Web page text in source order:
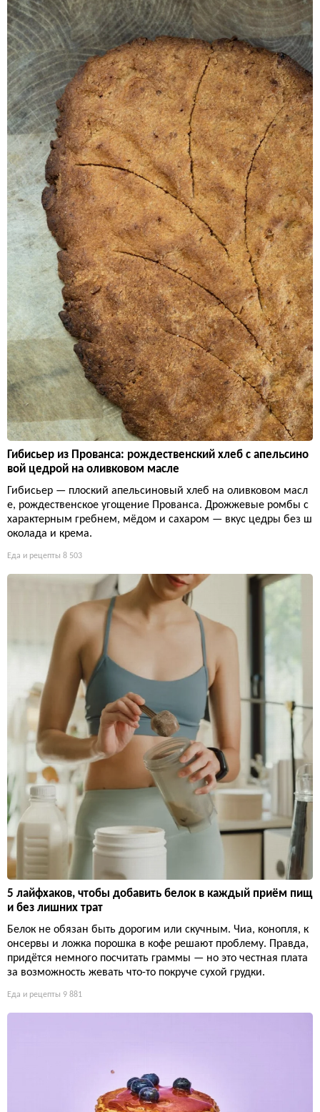
Гибисьер из Прованса: рождественский хлеб с апельсино
вой цедрой на оливковом масле
Гибисьер — плоский апельсиновый хлеб на оливковом масл
е, рождественское угощение Прованса. Дрожжевые ромбы с
характерным гребнем, мёдом и сахаром — вкус цедры без ш
околада и крема.
Еда и рецепты 8 503
5 лайфхаков, чтобы добавить белок в каждый приём пищ
и без лишних трат
Белок не обязан быть дорогим или скучным. Чиа, конопля, к
онсервы и ложка порошка в кофе решают проблему. Правда,
придётся немного посчитать граммы — но это честная плата
за возможность жевать что-то покруче сухой грудки.
Еда и рецепты 9 881